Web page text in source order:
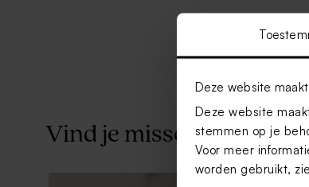
Deze website
Deze website
stemmen op je
Voor meer
worden gebruikt,
Vind je misschien ook